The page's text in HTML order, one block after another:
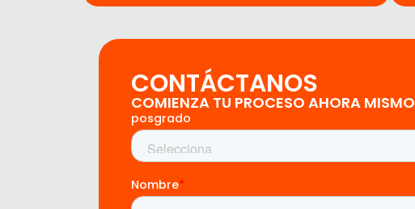
CONTÁCTANOS
COMIENZA TU PROCESO AHORA MISMO